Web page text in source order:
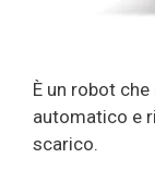
È un robot
automatico e
scarico.